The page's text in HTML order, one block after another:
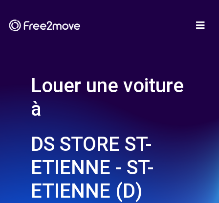
Louer une voiture
à
DS STORE ST-
ETIENNE - ST-
ETIENNE (D)